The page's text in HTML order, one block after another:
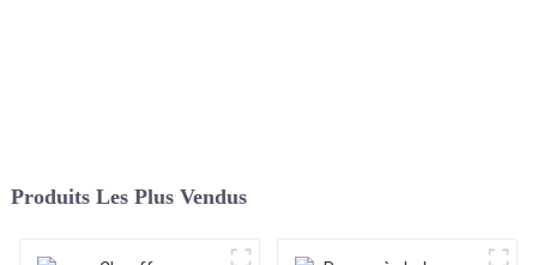
Produits Les Plus Vendus